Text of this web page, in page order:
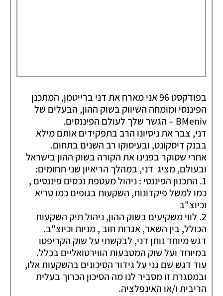
בפודקסט 96 אני מארח את דני ברייטמן, המתכנן
הפיננסי ומומחה השיווק בשוק ההון, הבעלים של
BMeniv – הגשר שלך לעולם הפיננסים.
דני, צבר את ניסיונו הרב בתפקידים אותם מילא
בבנק דיסקונט, ובעיסוקו רב השנים בתחום.
אחרי שסוקר בפנינו את הקורה בשוק ההון בישראל
ובעולם, מציג דני, במהלך הריאיון שני תחומים:
1. התכנון הפיננסי : ניהול מעטפת נכסים פיננסים ,
כמו למשל פיקדונות, השקעות בגופים כמו טריא
וכיוצ"ב
2. לווי משקיעים בשוק ההון, ניהול תיק השקעות
הכולל, בין השאר, אגרות חוב , מניות וכיוצ"ב.
דגש מיוחד נותן דני, לבקשתי על שוק הקריפטו
במיוחד ועל שוק המטבעות הווירטואליים בכלל.
עוד דגש שם גני על גידור הסיכונים בהשקעות אלו,
ובמסגרת זו מסביר לנו מה הסיכון הכרוך בעלית
הריבית ו/או האינפלציה.